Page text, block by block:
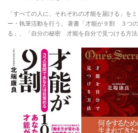
「すべての人に、それぞれの才能を届ける」を
ー・執筆活動を行う。 著書「才能が９割 ３つ
る」、「自分の秘密 才能を自分で見つける方法